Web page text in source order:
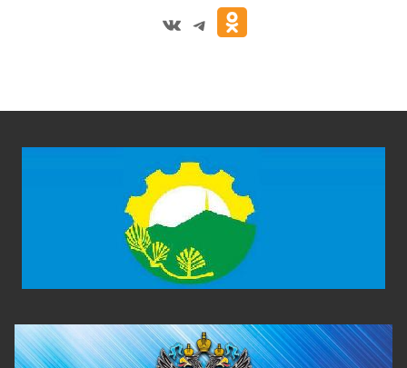
VK Telegram